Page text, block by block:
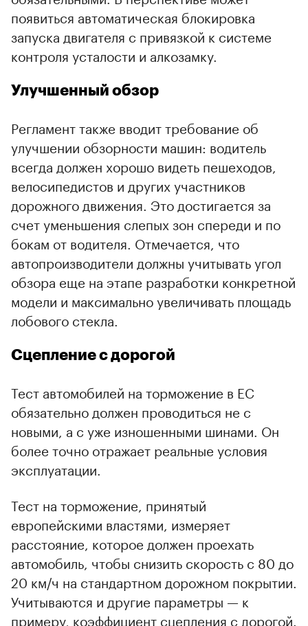
появиться автоматическая блокировка
запуска двигателя с привязкой к системе
контроля усталости и алкозамку.
Улучшенный обзор
Регламент также вводит требование об
улучшении обзорности машин: водитель
всегда должен хорошо видеть пешеходов,
велосипедистов и других участников
дорожного движения. Это достигается за
счет уменьшения слепых зон спереди и по
бокам от водителя. Отмечается, что
автопроизводители должны учитывать угол
обзора еще на этапе разработки конкретной
модели и максимально увеличивать площадь
лобового стекла.
Сцепление с дорогой
Тест автомобилей на торможение в ЕС
обязательно должен проводиться не с
новыми, а с уже изношенными шинами. Он
более точно отражает реальные условия
эксплуатации.
Тест на торможение, принятый
европейскими властями, измеряет
расстояние, которое должен проехать
автомобиль, чтобы снизить скорость с 80 до
20 км/ч на стандартном дорожном покрытии.
Учитываются и другие параметры — к
примеру, коэффициент сцепления с дорогой.